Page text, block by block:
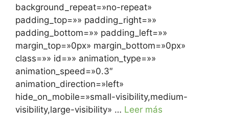
background_repeat=»no-repeat»
padding_top=»» padding_right=»»
padding_bottom=»» padding_left=»»
margin_top=»0px» margin_bottom=»0px»
class=»» id=»» animation_type=»»
animation_speed=»0.3″
animation_direction=»left»
hide_on_mobile=»small-visibility,medium-
visibility,large-visibility» … Leer más